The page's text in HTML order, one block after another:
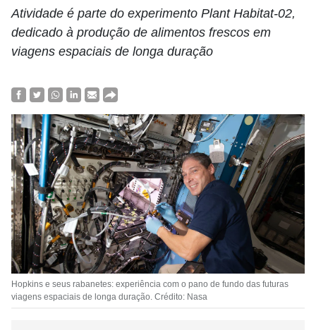
Atividade é parte do experimento Plant Habitat-02,
dedicado à produção de alimentos frescos em
viagens espaciais de longa duração
Hopkins e seus rabanetes: experiência com o pano de fundo das futuras
viagens espaciais de longa duração. Crédito: Nasa